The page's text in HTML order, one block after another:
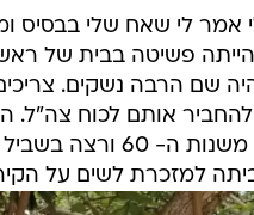
אמר לי שאח שלי בבסיס
פשיטה בבית של ראש
שם הרבה נשקים.
אותם לכוח צה"ל.
רובה ציד משנות ה-
למזכרת לשים על